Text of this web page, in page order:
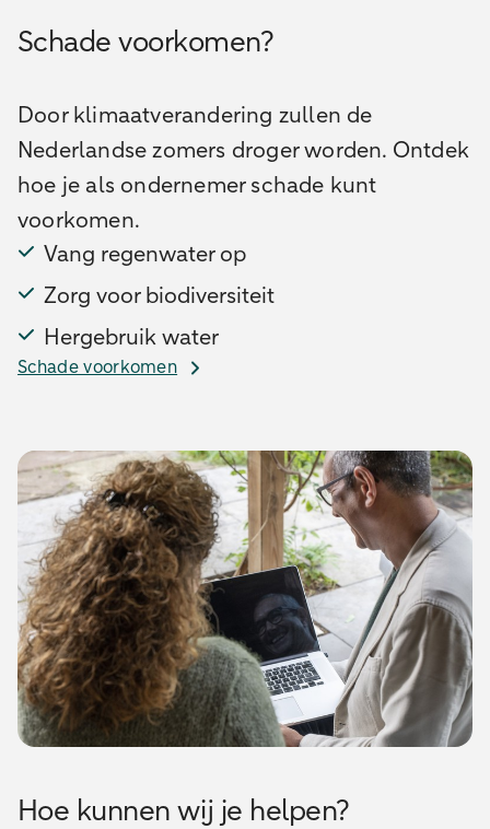
Schade voorkomen?
Door klimaatverandering zullen de
Nederlandse zomers droger worden. Ontdek
hoe je als ondernemer schade kunt
voorkomen.
Vang regenwater op
Zorg voor biodiversiteit
Hergebruik water
Schade voorkomen
Hoe kunnen wij je helpen?